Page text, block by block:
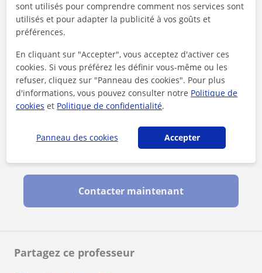
Partagez ce professeur
En cliquant sur l'un des deux boutons, vous acceptez nos
Contacter maintenant
sont utilisés pour comprendre comment nos services sont
utilisés et pour adapter la publicité à vos goûts et
préférences.
En cliquant sur "Accepter", vous acceptez d'activer ces
cookies. Si vous préférez les définir vous-même ou les
refuser, cliquez sur "Panneau des cookies". Pour plus
d'informations, vous pouvez consulter notre Politique de
cookies et Politique de confidentialité.
Panneau des cookies Accepter